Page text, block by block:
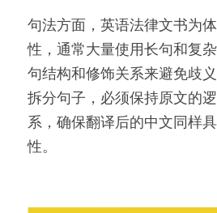
句法方面，英语法律文书为
性，通常大量使用长句和复
句结构和修饰关系来避免歧
拆分句子，必须保持原文的
系，确保翻译后的中文同样
性。